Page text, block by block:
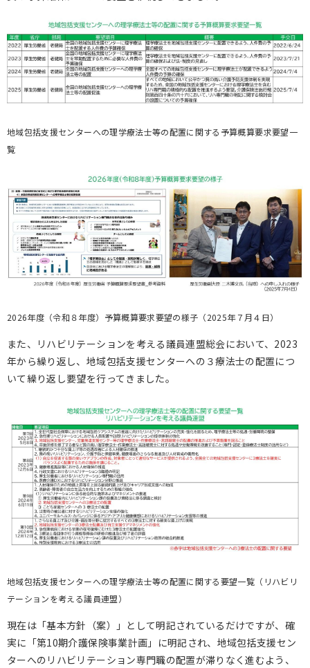
地域包括支援センターへの理学療法士等の配置に関する予算概算要求要望一
覧
2026年度（令和８年度）予算概算要求要望の様子（2025年７月４日）
また、リハビリテーションを考える議員連盟総会において、 2023
年から繰り返し、地域包括支援センターへの３療法士の配置につ
いて繰り返し要望を行ってきました。
地域包括支援センターへの理学療法士等の配置に関する要望一覧（リハビリ
テーションを考える議員連盟）
現在は「基本方針（案）」として明記されているだけですが、確
実に「第10期介護保険事業計画」に明記され、地域包括支援セン
ターへのリハビリテーション専門職の配置が滞りなく進むよう、